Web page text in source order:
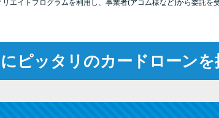
エイトプログラムを利用し、事業者(アコム様など)から委託を
ピッタリのカードローンを